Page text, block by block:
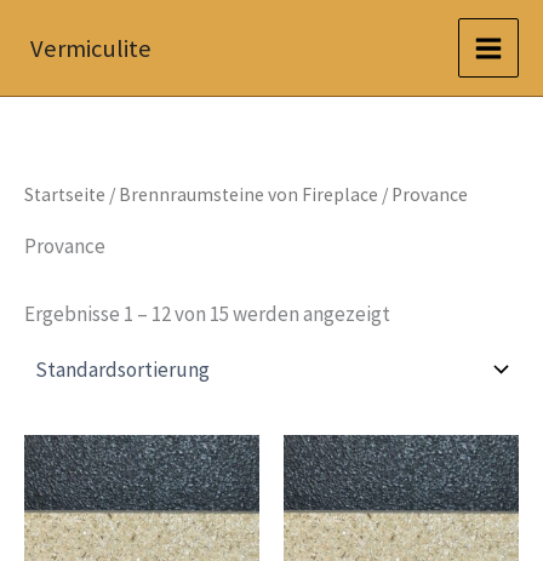
InhaltVermiculite
Startseite / Brennraumsteine von Fireplace / Provance
Provance
Ergebnisse 1 – 12 von 15 werden angezeigt